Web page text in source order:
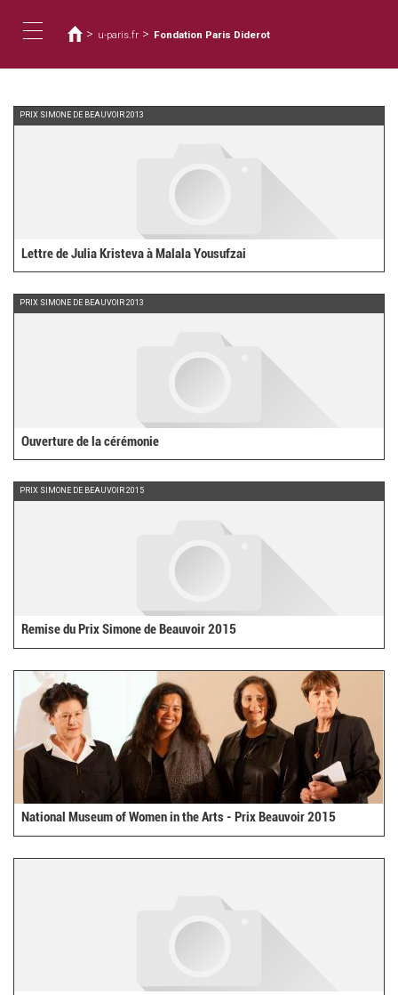
main
navigation
are
here
> u-paris.fr > Fondation Paris Diderot
PRIX SIMONE DE BEAUVOIR 2013
Lettre de Julia Kristeva à Malala Yousufzai
PRIX SIMONE DE BEAUVOIR 2013
Ouverture de la cérémonie
PRIX SIMONE DE BEAUVOIR 2015
Remise du Prix Simone de Beauvoir 2015
National Museum of Women in the Arts - Prix Beauvoir 2015